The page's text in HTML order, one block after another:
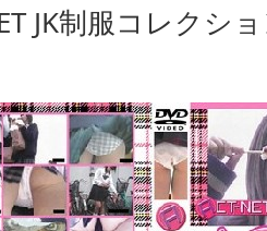
JK制服コレクシ